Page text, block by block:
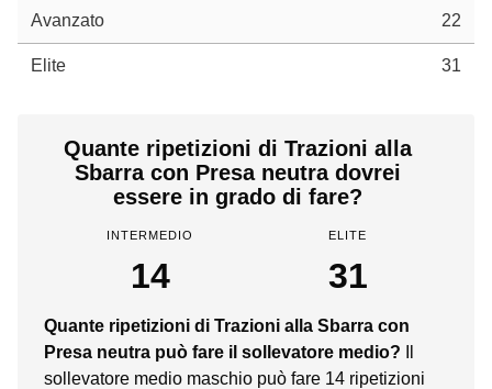
Avanzato 22
Elite 31
Quante ripetizioni di Trazioni alla
Sbarra con Presa neutra dovrei
essere in grado di fare?
INTERMEDIO
14
ELITE
31
Quante ripetizioni di Trazioni alla Sbarra con
Presa neutra può fare il sollevatore medio?
sollevatore medio maschio può fare 14 ripetizioni